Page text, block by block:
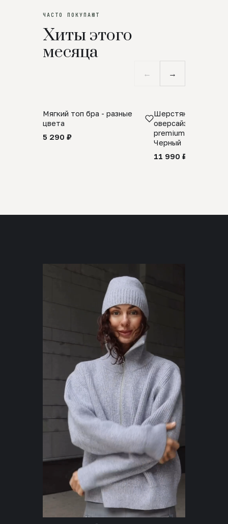
ЧАСТО ПОКУПАЮТ
Хиты этого
месяца
← →
Мягкий топ бра - разные
цвета
5 290 ₽
Шерстяной свитер
оверсайз 100%
premium merino
Черный
11 990 ₽